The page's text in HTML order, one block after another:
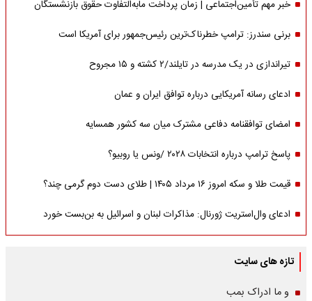
خبر مهم تأمین‌اجتماعی | زمان پرداخت مابه‌التفاوت حقوق بازنشستگان
برنی سندرز: ترامپ خطرناک‌ترین رئیس‌جمهور برای آمریکا است
تیراندازی در یک مدرسه در تایلند/۲ کشته و ۱۵ مجروح
ادعای رسانه آمریکایی درباره توافق ایران و عمان
امضای توافقنامه دفاعی مشترک میان سه کشور همسایه
پاسخ ترامپ درباره انتخابات ۲۰۲۸ /ونس یا روبیو؟
قیمت طلا و سکه امروز ۱۶ مرداد ۱۴۰۵ | طلای دست دوم گرمی چند؟
ادعای وال‌استریت ژورنال: مذاکرات لبنان و اسرائیل به بن‌بست خورد
تازه های سایت
و ما ادراک بمب